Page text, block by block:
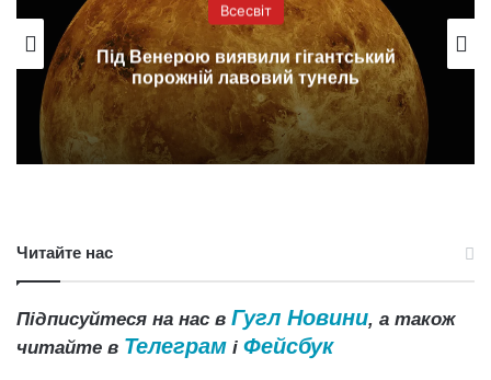
Всесвіт
Під Венерою виявили гігантський
порожній лавовий тунель
Читайте нас
Підписуйтеся на нас в Гугл Новини, а також
читайте в Телеграм і Фейсбук